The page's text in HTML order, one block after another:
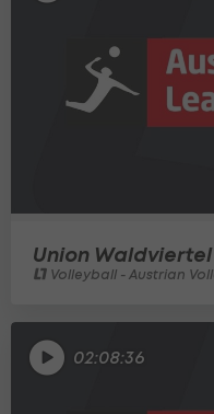
Union
Volleyball - Austrian
02:08:36